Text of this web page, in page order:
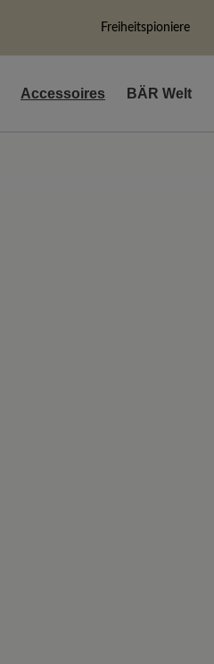
Freiheitspioniere
Accessoires BÄR Welt